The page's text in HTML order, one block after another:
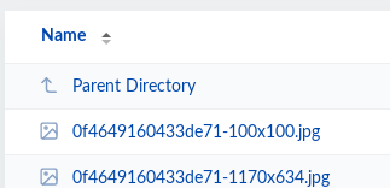
Name
Parent Directory
0f4649160433de71-100x100.jpg
0f4649160433de71-1170x634.jpg